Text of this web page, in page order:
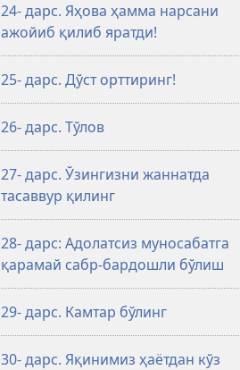
24- дарс. Яҳова ҳамма нарсани
ажойиб қилиб яратди!
25- дарс. Дўст орттиринг!
26- дарс. Тўлов
27- дарс. Ўзингизни жаннатда
тасаввур қилинг
28- дарс: Адолатсиз муносабатга
қарамай сабр-бардошли бўлиш
29- дарс. Камтар бўлинг
30- дарс. Яқинимиз ҳаётдан кўз